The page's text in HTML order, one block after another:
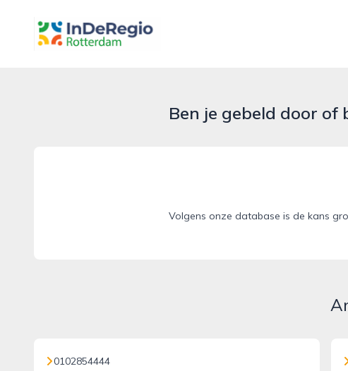
inderegiorotterdam.nl
Ben je gebeld door
Volgens onze database is de kans
0102854444